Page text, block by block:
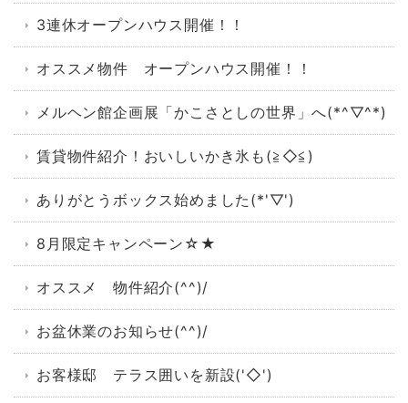
3連休オープンハウス開催！！
オススメ物件 オープンハウス開催！！
メルヘン館企画展「かこさとしの世界」へ(*^▽^*)
賃貸物件紹介！おいしいかき氷も(≧◇≦)
ありがとうボックス始めました(*'▽')
8月限定キャンペーン☆★
オススメ 物件紹介(^^)/
お盆休業のお知らせ(^^)/
お客様邸 テラス囲いを新設('◇')ゞ